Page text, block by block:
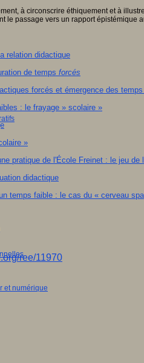
et numérique
à circonscrire éthiquement et à
le passage vers un rapport épistémique
relation didactique
de temps forcés
forcés et émergence des temps
: le frayage » scolaire »
»
pratique de l'École Freinet : le jeu de
didactique
temps faible : le cas du « cerveau
ree/11970